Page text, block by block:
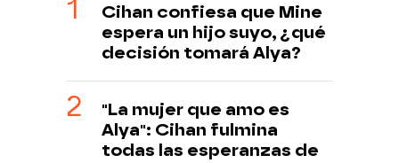
Cihan confiesa que Mine
espera un hijo suyo, ¿qué
decisión tomará Alya?
"La mujer que amo es
Alya": Cihan fulmina
todas las esperanzas de